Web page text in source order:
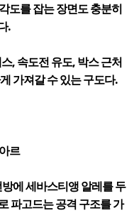
도를 잡는 장면도 충분히
.
, 속도전 유도, 박스 근처
가져갈 수 있는 구도다.
르
에 세바스티앵 알레를 두
파고드는 공격 구조를 가